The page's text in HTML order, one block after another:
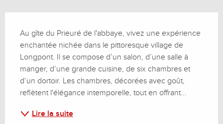
Au gîte du Prieuré de l'abbaye, vivez une expérience
enchantée nichée dans le pittoresque village de
Longpont. Il se compose d’un salon, d’une salle à
manger, d’une grande cuisine, de six chambres et
d’un dortoir. Les chambres, décorées avec goût,
reflètent l'élégance intemporelle, tout en offrant...
Lire la suite